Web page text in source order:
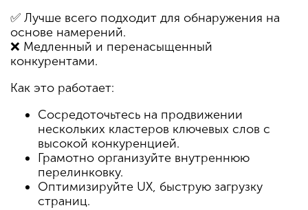
✅ Лучше всего подходит для обнаружения на
основе намерений.
❌ Медленный и перенасыщенный
конкурентами.
Как это работает:
Сосредоточьтесь на продвижении
нескольких кластеров ключевых слов с
высокой конкуренцией.
Грамотно организуйте внутреннюю
перелинковку.
Оптимизируйте UX, быструю загрузку
страниц.